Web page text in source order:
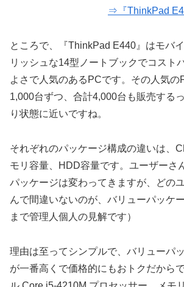
⇒『ThinkPad
ところで、『ThinkPad E440』はモバ
リッシュな14型ノートブックでコスト
よさで人気のあるPCです。その人気の
1,000台ずつ、合計4,000台も販売する
り状態に近いですね。
それぞれのパッケージ構成の違いは、
モリ容量、HDD容量です。ユーザーさ
パッケージは変わってきますが、どの
んで間違いないのが、バリューパッケ
まで管理人個人の見解です）
理由は至ってシンプルで、バリューパ
が一番高くで価格的にもおトクだから